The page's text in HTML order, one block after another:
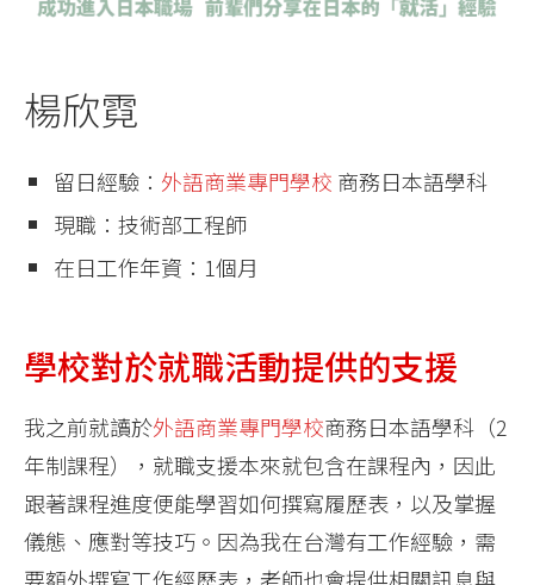
楊欣霓
留日經驗： 外語商業專門學校 商務日本語學科
現職：技術部工程師
在日工作年資：1個月
學校對於就職活動提供的支援
我之前就讀於外語商業專門學校商務日本語學科（2
年制課程），就職支援本來就包含在課程內，因此
跟著課程進度便能學習如何撰寫履歷表，以及掌握
儀態、應對等技巧。因為我在台灣有工作經驗，需
要額外撰寫工作經歷表，老師也會提供相關訊息與